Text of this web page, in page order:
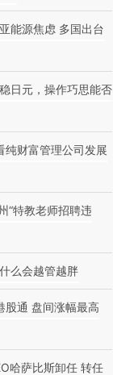
能源焦虑 多国出台
日元，操作巧思能否
纯财富管理公司发展
“特教老师招聘违
么会越管越胖
股通 盘间涨幅最高
哈萨比斯卸任 转任